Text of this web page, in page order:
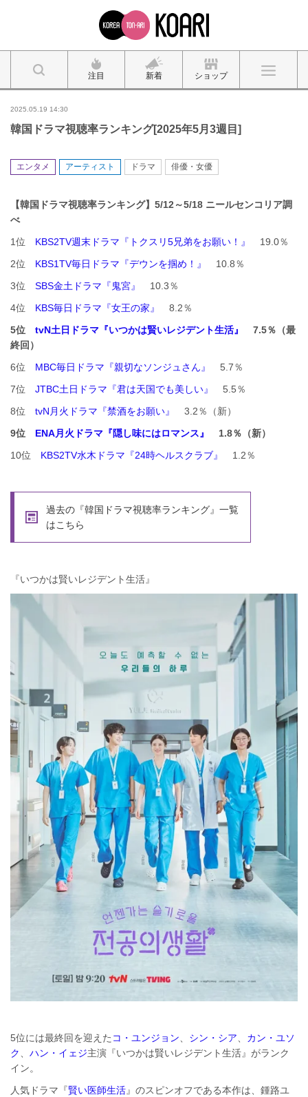
注目 新着 ショップ
2025.05.19 14:30
韓国ドラマ視聴率ランキング[2025年5月3週目]
エンタメ アーティスト ドラマ 俳優・女優
【韓国ドラマ視聴率ランキング】5/12 ～5/18 ニールセンコリア調
べ
1位 KBS2TV週末ドラマ『トクスリ5兄弟をお願い！』
19.0％
2位 KBS1TV毎日ドラマ『デウンを掴め！』
10.8％
3位 SBS金土ドラマ『鬼宮』
10.3％
4位 KBS毎日ドラマ『女王の家』
8.2％
5位 tvN土日ドラマ『いつかは賢いレジデント生活』
7.5％（最
終回）
6位 MBC毎日ドラマ『親切なソンジュさん』
5.7％
7位 JTBC土日ドラマ『君は天国でも美しい』
5.5％
8位 tvN月火ドラマ『禁酒をお願い』
3.2％（新）
9位 ENA月火ドラマ『隠し味にはロマンス』
1.8％（新）
10位 KBS2TV水木ドラマ『24時ヘルスクラブ』 1.2％
過去の『韓国ドラマ視聴率ランキング』一覧
はこちら
『いつかは賢いレジデント生活』
5位には最終回を迎えた コ・ユンジョン シン・シア
カン・ユソ
ク
ハン・イェジ主演『いつかは賢いレジデント生活』がランク
イン。
人気ドラマ『賢い医師生活』のスピンオフである本作は、鍾路ユ